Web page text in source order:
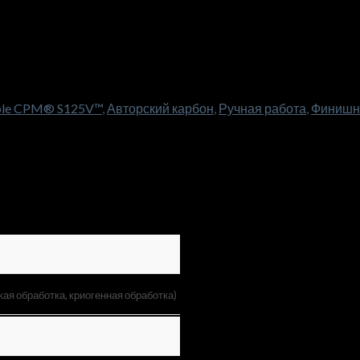
CPM® S125V™,Авторский карбон, Ручная работа,
обработка, криогенная обработка)